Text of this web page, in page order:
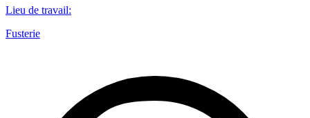
Lieu de travail:
Fusterie